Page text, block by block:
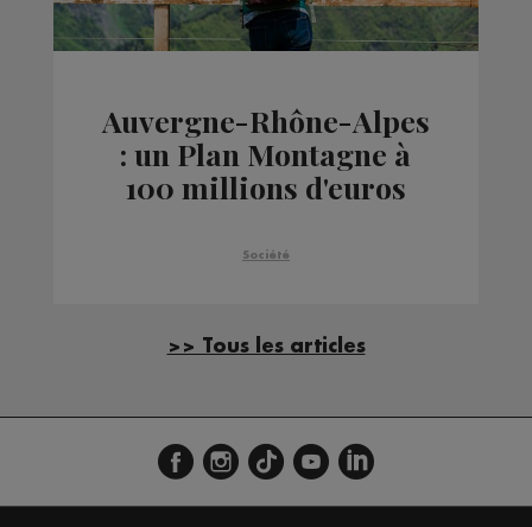
Auvergne-Rhône-Alpes
: un Plan Montagne à
100 millions d'euros
tourisme
Société
>> Tous les articles